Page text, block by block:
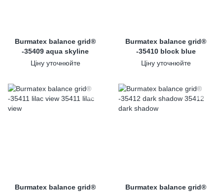
Burmatex balance grid®
-35409 aqua skyline
Ціну уточнюйте
Burmatex balance grid®
-35410 block blue
Ціну уточнюйте
Burmatex balance grid® Burmatex balance grid®